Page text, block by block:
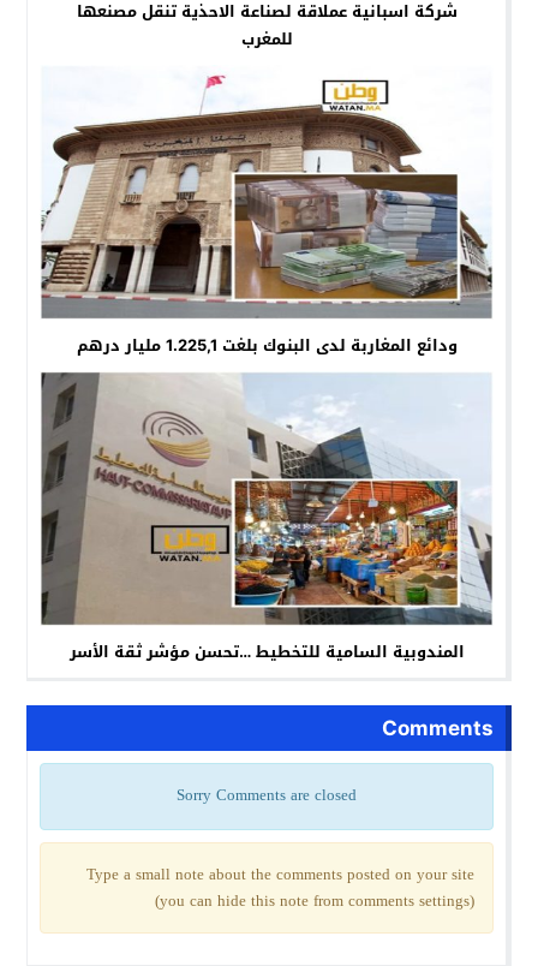
شركة اسبانية عملاقة لصناعة الاحذية تنقل مصنعها
للمغرب
ودائع المغاربة لدى البنوك بلغت 1.225,1 مليار درهم
المندوبية السامية للتخطيط …تحسن مؤشر ثقة الأسر
Comments
Sorry Comments are closed
Type a small note about the comments posted on your site
(you can hide this note from comments settings)